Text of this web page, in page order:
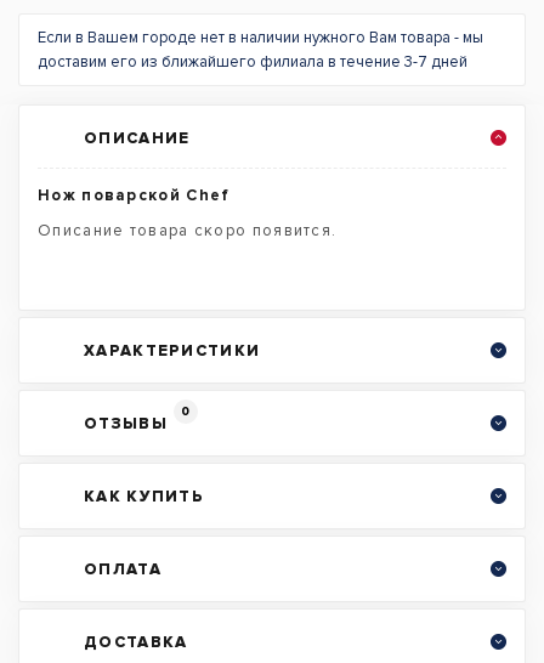
Если в Вашем городе нет в наличии нужного Вам товара - мы
доставим его из ближайшего филиала в течение 3-7 дней
ОПИСАНИЕ
Нож поварской Chef
Описание товара скоро появится.
ХАРАКТЕРИСТИКИ
ОТЗЫВЫ
0
КАК КУПИТЬ
ОПЛАТА
ДОСТАВКА